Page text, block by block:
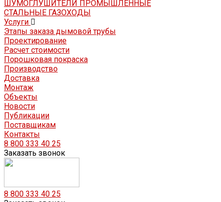
ШУМОГЛУШИТЕЛИ ПРОМЫШЛЕННЫЕ
СТАЛЬНЫЕ ГАЗОХОДЫ
Услуги
Этапы заказа дымовой трубы
Проектирование
Расчет стоимости
Порошковая покраска
Производство
Доставка
Монтаж
Объекты
Новости
Публикации
Поставщикам
Контакты
8 800 333 40 25
Заказать звонок
8 800 333 40 25